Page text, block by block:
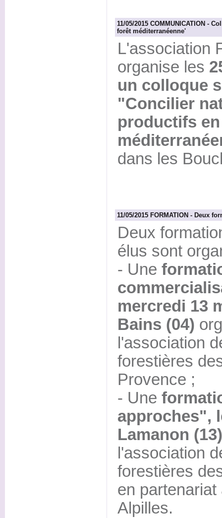
11/05/2015 COMMUNICATION -
forêt méditerranéenne'
L'association
organise les
un colloque
"Concilier
productifs
dans les
11/05/2015 FORMATION - Deux
Deux
élus sont
- Une
mercredi 13
Bains (04)
l'association
forestières
Provence ;
- Une
approches",
Lamanon (13)
l'association
forestières
en
Alpilles.